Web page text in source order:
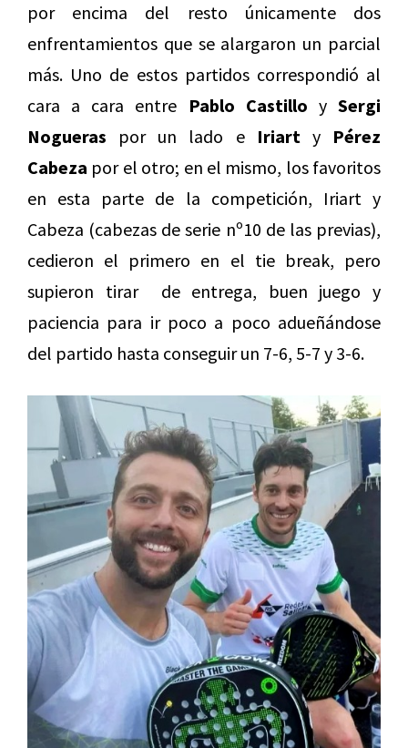
por encima del resto únicamente dos
enfrentamientos que se alargaron un parcial
más. Uno de estos partidos correspondió al
cara a cara entre Pablo Castillo ySergi
Nogueras por un lado e Iriarty Pérez
Cabeza por el otro; en el mismo, los favoritos
en esta parte de la competición, Iriart y
Cabeza (cabezas de serie nº10 de las previas),
cedieron el primero en el tie break, pero
supieron tirar de entrega, buen juego y
paciencia para ir poco a poco adueñándose
del partido hasta conseguir un 7-6, 5-7 y 3-6.